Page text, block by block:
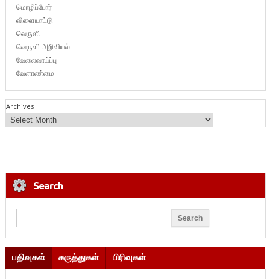
மொழிப்போர்
விளையாட்டு
வெருளி
வெருளி அறிவியல்
வேலைவாய்ப்பு
வேளாண்மை
Archives
Search
பதிவுகள் கருத்துகள் பிரிவுகள்